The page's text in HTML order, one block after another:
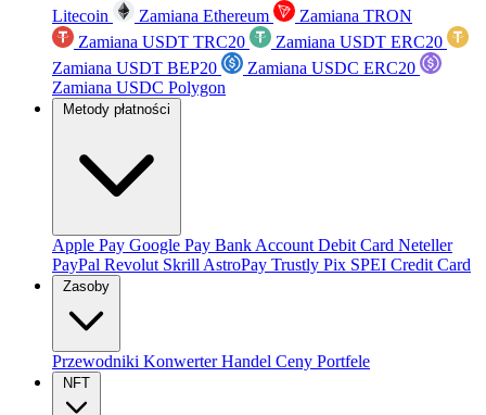
Litecoin
Zamiana Ethereum
Zamiana TRON
Zamiana USDT TRC20
Zamiana USDT ERC20
Zamiana USDT BEP20
Zamiana USDC ERC20
Zamiana USDC Polygon
Metody płatności
Apple Pay Google Pay Bank Account Debit Card Neteller
PayPal Revolut Skrill AstroPay Trustly Pix SPEI Credit Card
Zasoby
Przewodniki KonwerterHandel Ceny Portfele
NFT